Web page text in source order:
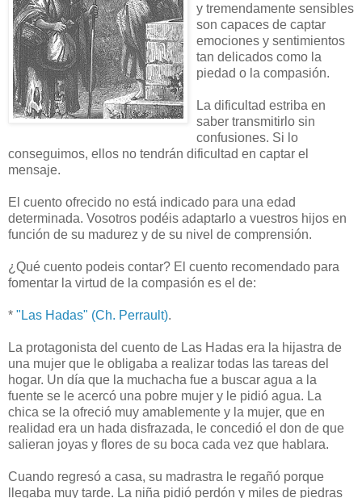
y tremendamente sensibles
son capaces de captar
emociones y sentimientos
tan delicados como la
piedad o la compasión.
La dificultad estriba en
saber transmitirlo sin
confusiones. Si lo
conseguimos, ellos no tendrán dificultad en captar el
mensaje.
El cuento ofrecido no está indicado para una edad
determinada. Vosotros podéis adaptarlo a vuestros hijos en
función de su madurez y de su nivel de comprensión.
¿Qué cuento podeis contar? El cuento recomendado para
fomentar la virtud de la compasión es el de:
* "Las Hadas" (Ch. Perrault).
La protagonista del cuento de Las Hadas era la hijastra de
una mujer que le obligaba a realizar todas las tareas del
hogar. Un día que la muchacha fue a buscar agua a la
fuente se le acercó una pobre mujer y le pidió agua. La
chica se la ofreció muy amablemente y la mujer, que en
realidad era un hada disfrazada, le concedió el don de que
salieran joyas y flores de su boca cada vez que hablara.
Cuando regresó a casa, su madrastra le regañó porque
llegaba muy tarde. La niña pidió perdón y miles de piedras